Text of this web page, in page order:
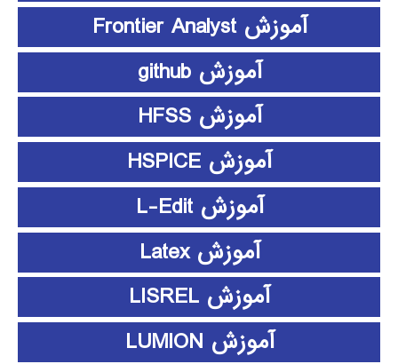
آموزش Frontier Analyst
آموزش github
آموزش HFSS
آموزش HSPICE
آموزش L-Edit
آموزش Latex
آموزش LISREL
آموزش LUMION